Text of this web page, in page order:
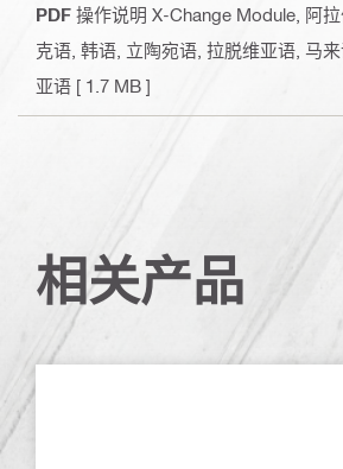
PDF 操作说明 X-Change Module , 阿
克语, 韩语, 立陶宛语, 拉脱维亚语, 马
亚语 [ 1.7 MB ]
相关产品